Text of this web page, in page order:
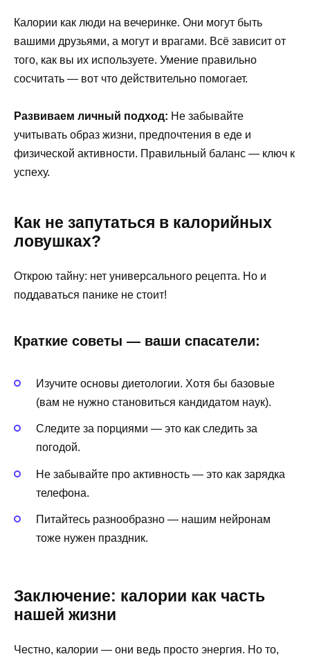
Калории как люди на вечеринке. Они могут быть
вашими друзьями, а могут и врагами. Всё зависит от
того, как вы их используете. Умение правильно
сосчитать — вот что действительно помогает.
Развиваем личный подход: Не забывайте
учитывать образ жизни, предпочтения в еде и
физической активности. Правильный баланс — ключ к
успеху.
Как не запутаться в калорийных
ловушках?
Открою тайну: нет универсального рецепта. Но и
поддаваться панике не стоит!
Краткие советы — ваши спасатели:
Изучите основы диетологии. Хотя бы базовые
(вам не нужно становиться кандидатом наук).
Следите за порциями — это как следить за
погодой.
Не забывайте про активность — это как зарядка
телефона.
Питайтесь разнообразно — нашим нейронам
тоже нужен праздник.
Заключение: калории как часть
нашей жизни
Честно, калории — они ведь просто энергия. Но то,